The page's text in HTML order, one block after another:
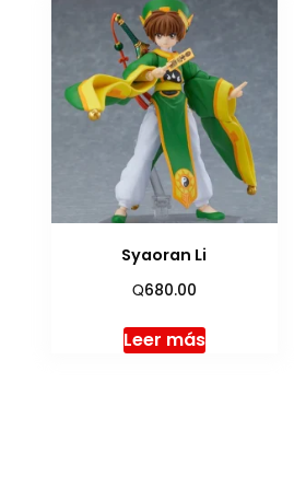
Syaoran Li
Q680.00
Leer más